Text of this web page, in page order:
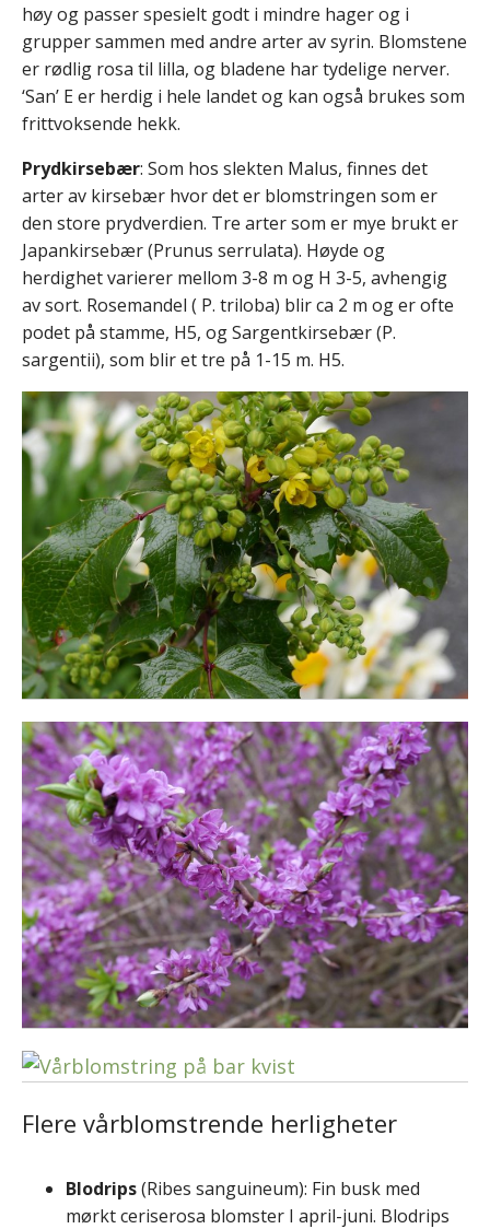
høy og passer spesielt godt i mindre hager og i
grupper sammen med andre arter av syrin. Blomstene
er rødlig rosa til lilla, og bladene har tydelige nerver.
‘San’ E er herdig i hele landet og kan også brukes som
frittvoksende hekk.
Prydkirsebær: Som hos slekten Malus, finnes det
arter av kirsebær hvor det er blomstringen som er
den store prydverdien. Tre arter som er mye brukt er
Japankirsebær (Prunus serrulata). Høyde og
herdighet varierer mellom 3-8 m og H 3-5, avhengig
av sort. Rosemandel ( P. triloba) blir ca 2 m og er ofte
podet på stamme, H5, og Sargentkirsebær (P.
sargentii), som blir et tre på 1-15 m. H5.
Flere vårblomstrende herligheter
Blodrips(Ribes sanguineum): Fin busk med
mørkt ceriserosa blomster I april-juni. Blodrips